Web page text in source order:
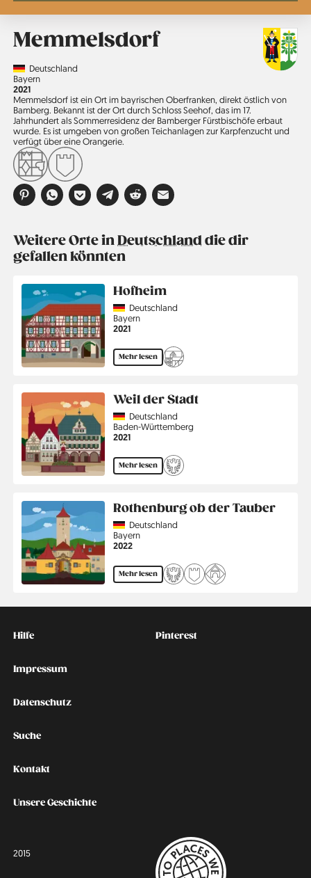
Memmelsdorf
CountryDeutschland
Region
Bayern
Jahr
2021
Memmelsdorf ist ein Ort im bayrischen Oberfranken, direkt östlich von
Bamberg. Bekannt ist der Ort durch Schloss Seehof, das im 17.
Jahrhundert als Sommerresidenz der Bamberger Fürstbischöfe erbaut
wurde. Es ist umgeben von großen Teich­anlagen zur Karpfenzucht und
verfügt über eine Orangerie.
Weitere Orte inDeutschlanddie dir
gefallen könnten
Hofheim
CountryDeutschland
Region
Bayern
Jahr
2021
Mehr lesen
Weil der Stadt
CountryDeutschland
Region
Baden-Württemberg
Jahr
2021
Mehr lesen
Rothenburg ob der Tauber
CountryDeutschland
Region
Bayern
Jahr
2022
Mehr lesen
Kontakt
Hilfe
Impressum
Datenschutz
Suche
Kontakt
Unsere Geschichte
Social
Pinterest
2015